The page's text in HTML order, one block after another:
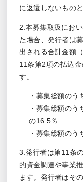
に返還しないものと
2.本募集取扱にお
た場合、発行者は
出される合計金額
11条第2項の払込
す。
・募集総額の
・募集総額の
の16.5％
・募集総額の
3.発行者は第11条
的資金調達や事業
ます。発行者はそ